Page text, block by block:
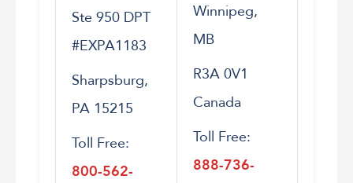
Ste 950 DPT
#EXPA1183
Sharpsburg,
PA 15215
Toll Free:
800-562-
Winnipeg,
MB
R3A 0V1
Canada
Toll Free:
888-736-